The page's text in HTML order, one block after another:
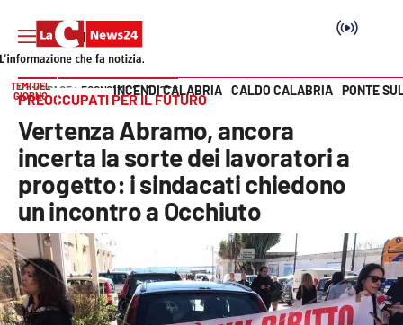
SEZIONI
Cronaca
Politica
Attualità
Vai
TEMI DEL
GIORNO
INCENDI CALABRIA CALDO CALABRIA PONTE
HOME PAGE ECONOMIA E LAVORO
PREOCCUPATI PER IL FUTURO
Vertenza Abramo, ancora
incerta la sorte dei lavoratori a
progetto: i sindacati chiedono
un incontro a Occhiuto